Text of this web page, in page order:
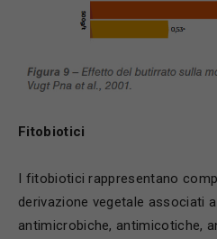
Fitobiotici
I fitobiotici rappresentano
derivazione vegetale associati
antimicrobiche, antimicotiche,